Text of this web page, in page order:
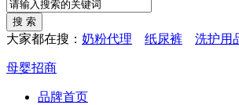
大家都在搜： 奶粉代理 纸尿裤 洗护用
母婴招商
品牌首页